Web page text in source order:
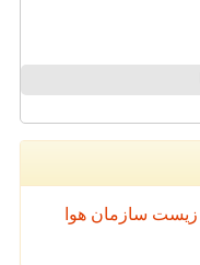
سازمان هوا